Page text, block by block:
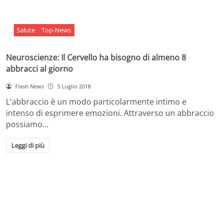
Salute Top-News
Neuroscienze: Il Cervello ha bisogno di almeno 8
abbracci al giorno
Flash News 5 Luglio 2018
L'abbraccio è un modo particolarmente intimo e
intenso di esprimere emozioni. Attraverso un abbraccio
possiamo…
Leggi di più